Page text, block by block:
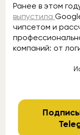
Ранее в этом
выпустила
чипсетом и
компаний: от